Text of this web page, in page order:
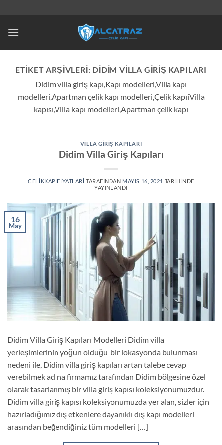
ETIKET ARŞIVLERI: DIDIM VILLA GIRIŞ KAPILARI
Didim villa giriş kapı,Kapı modelleri,Villa kapı
modelleri,Apartman çelik kapı modelleri,Çelik kapıiVilla
kapısı,Villa kapı modelleri,Apartman çelik kapı
VILLA GIRIŞ KAPILARI
Didim Villa Giriş Kapıları
CELIKKAPIFIYATLARI TARAFINDAN MAYIS 16, 2021 TARIHINDE
YAYINLANDI
16
May
Didim Villa Giriş Kapıları Modelleri Didim villa
yerleşimlerinin yoğun olduğu bir lokasyonda bulunması
nedeni ile, Didim villa giriş kapıları artan talebe cevap
verebilmek adına firmamız tarafından Didim bölgesine özel
olarak tasarlanmış bir villa giriş kapısı koleksiyonumuzdur.
Didim villa giriş kapısı koleksiyonumuzda yer alan, sizler için
hazırladığımız dış etkenlere dayanıklı dış kapı modelleri
arasından beğendiğiniz tüm modelleri […]